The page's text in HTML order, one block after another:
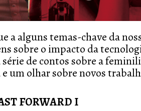
a alguns temas-chave da
sobre o impacto da
de contos sobre a
um olhar sobre novos
FORWARD I